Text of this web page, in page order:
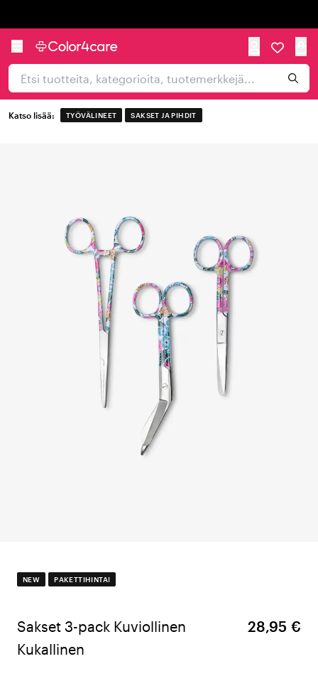
Katso lisää: TYÖVÄLINEET SAKSET JA PIHDIT
NEW PAKETTIHINTA!
Sakset 3-pack Kuviollinen
Kukallinen
28,95 €